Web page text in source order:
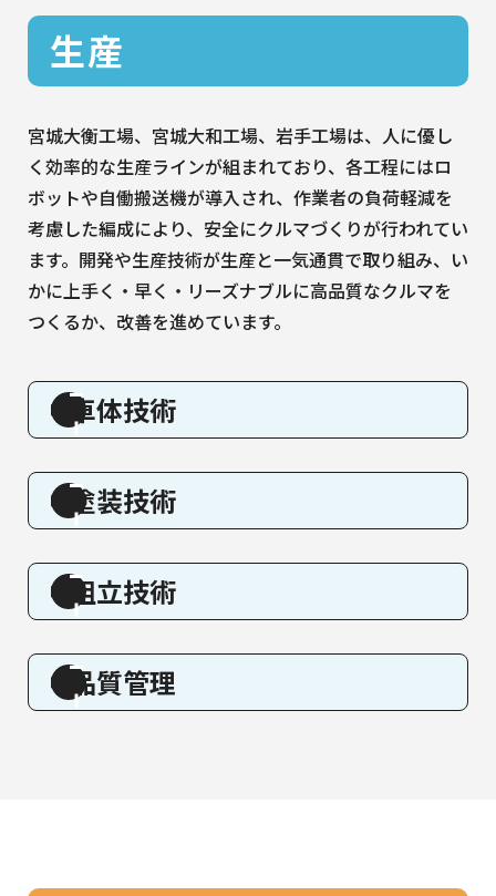
生産
宮城大衡工場、宮城大和工場、岩手工場は、人に優し
く効率的な生産ラインが組まれており、各工程にはロ
ボットや自働搬送機が導入され、作業者の負荷軽減を
考慮した編成により、安全にクルマづくりが行われてい
ます。開発や生産技術が生産と一気通貫で取り組み、い
かに上手く・早く・リーズナブルに高品質なクルマを
つくるか、改善を進めています。
車体技術
塗装技術
組立技術
品質管理